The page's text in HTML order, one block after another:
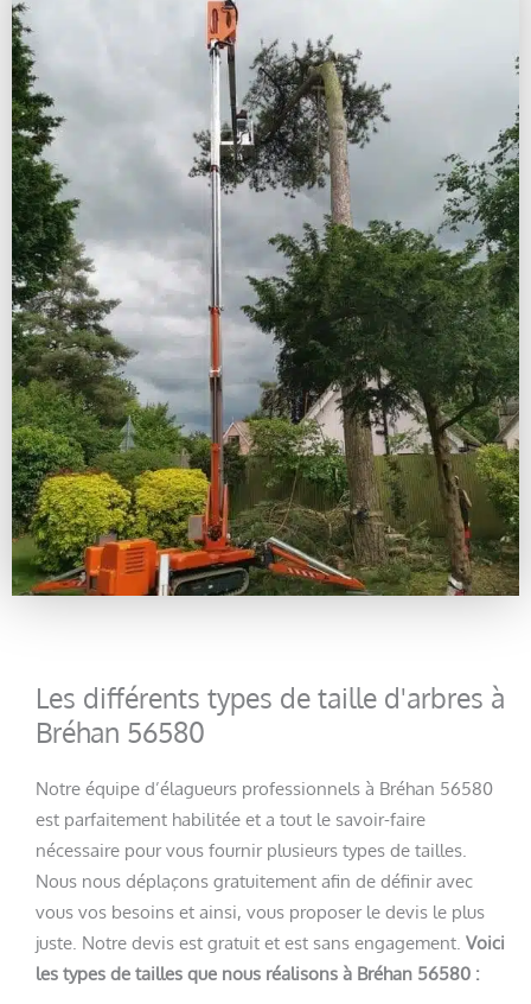
Les différents types de taille d'arbres à
Bréhan 56580
Notre équipe d’élagueurs professionnels à Bréhan 56580
est parfaitement habilitée et a tout le savoir-faire
nécessaire pour vous fournir plusieurs types de tailles.
Nous nous déplaçons gratuitement afin de définir avec
vous vos besoins et ainsi, vous proposer le devis le plus
juste. Notre devis est gratuit et est sans engagement. Voici
les types de tailles que nous réalisons à Bréhan 56580 :